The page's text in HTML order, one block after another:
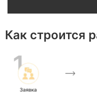
конструкции
Как строится